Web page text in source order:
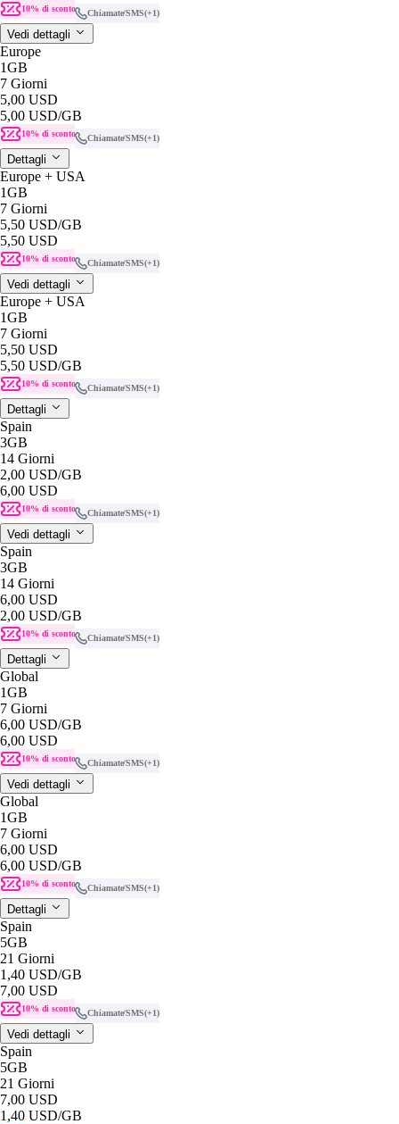
10% di sconto Chiamate/SMS(+1)
Vedi dettagli
Europe
1GB
7 Giorni
5,00 USD
5,00 USD/GB
10% di sconto Chiamate/SMS(+1)
Dettagli
Europe + USA
1GB
7 Giorni
5,50 USD/GB
5,50 USD
10% di sconto Chiamate/SMS(+1)
Vedi dettagli
Europe + USA
1GB
7 Giorni
5,50 USD
5,50 USD/GB
10% di sconto Chiamate/SMS(+1)
Dettagli
Spain
3GB
14 Giorni
2,00 USD/GB
6,00 USD
10% di sconto Chiamate/SMS(+1)
Vedi dettagli
Spain
3GB
14 Giorni
6,00 USD
2,00 USD/GB
10% di sconto Chiamate/SMS(+1)
Dettagli
Global
1GB
7 Giorni
6,00 USD/GB
6,00 USD
10% di sconto Chiamate/SMS(+1)
Vedi dettagli
Global
1GB
7 Giorni
6,00 USD
6,00 USD/GB
10% di sconto Chiamate/SMS(+1)
Dettagli
Spain
5GB
21 Giorni
1,40 USD/GB
7,00 USD
10% di sconto Chiamate/SMS(+1)
Vedi dettagli
Spain
5GB
21 Giorni
7,00 USD
1,40 USD/GB